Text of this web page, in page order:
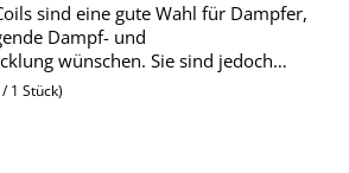
sind eine gute Wahl für Dampfer,
Dampf- und
wünschen. Sie sind jedoch
Erfahrung im Wickeln.
1 Stück)